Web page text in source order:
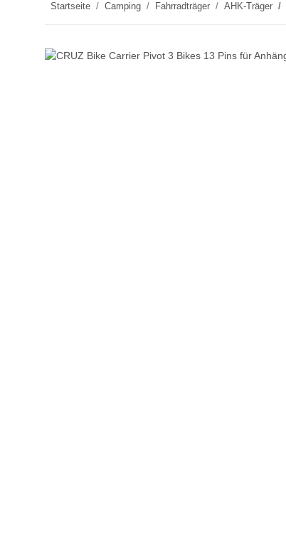
Startseite Camping Fahrradträger AHK-Träger